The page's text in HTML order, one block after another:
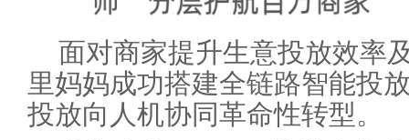
面对商家提升生意投放效率
里妈妈成功搭建全链路智能投
投放向人机协同革命性转型。